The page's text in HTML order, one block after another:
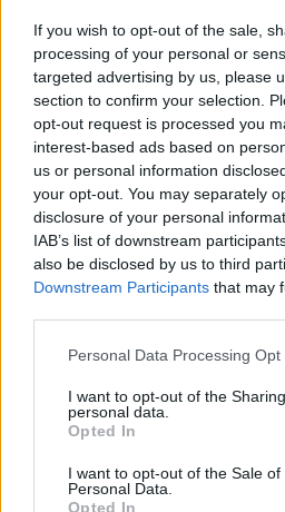
If you wish to opt-out of the sale,
processing of your personal or
targeted advertising by us, please
section to confirm your selection.
opt-out request is processed you
interest-based ads based on
us or personal information
your opt-out. You may separately
disclosure of your personal
IAB’s list of downstream
also be disclosed by us to third
Downstream Participants that may
Please note that this website/app
not limited to your visit or usage
grant or deny consent to Google
use your data for below specified
consent section.
Personal Data Processing Opt
I want to opt-out of the
personal data.
Opted In
I want to opt-out of the Sale of
Personal Data.
Opted In
Évtizedek után
egy magyar
elveszettnek hitt
Egy amerikai bolhapiacon
Dumas magyar
elveszettnek hitt felvételei
anyagai – számolt be a